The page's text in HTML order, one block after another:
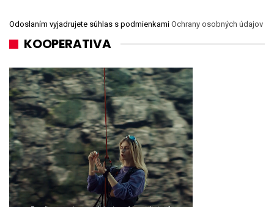
Odoslaním vyjadrujete súhlas s podmienkami Ochrany osobných údajov
KOOPERATIVA